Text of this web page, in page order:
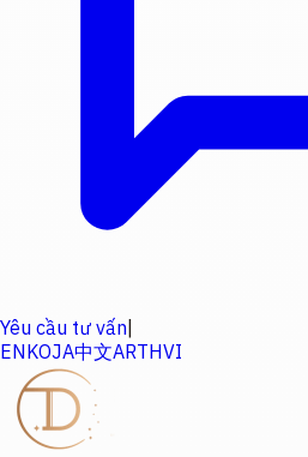
Yêu cầu tư vấn
ENKOJA中文ARTHVI